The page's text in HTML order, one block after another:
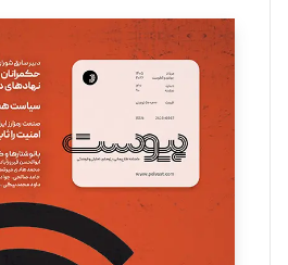
تحریریه
سروش کرمیان
تحریریه
مینا پاکدل